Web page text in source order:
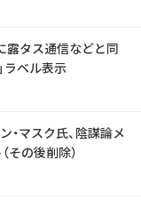
露タス通信などと同
ラベル表示
マスク氏、陰謀論メ
その後削除）